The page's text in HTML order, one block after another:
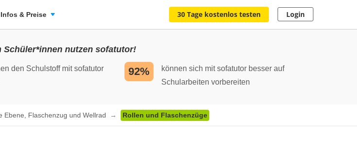
Infos & Preise 30 Tage kostenlos testen Login
Schüler*innen nutzen sofatutor!
den Schulstoff mit sofatutor
92%
können sich mit sofatutor besser auf
Schularbeiten vorbereiten
Ebene, Flaschenzug und Wellrad Rollen und Flaschenzüge